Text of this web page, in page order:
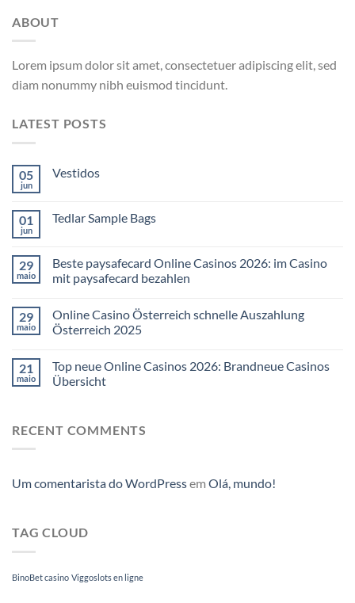
ABOUT
Lorem ipsum dolor sit amet, consectetuer adipiscing elit, sed
diam nonummy nibh euismod tincidunt.
LATEST POSTS
05
jun
Vestidos
01
jun
Tedlar Sample Bags
29
maio
Beste paysafecard Online Casinos 2026: im Casino
mit paysafecard bezahlen
29
maio
Online Casino Österreich schnelle Auszahlung
Österreich 2025
21
maio
Top neue Online Casinos 2026: Brandneue Casinos
Übersicht
RECENT COMMENTS
Um comentarista do WordPressem Olá, mundo!
TAG CLOUD
BinoBet casino Viggoslots en ligne